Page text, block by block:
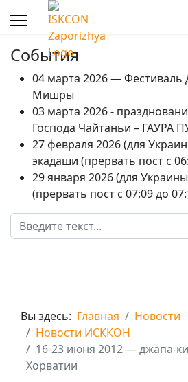
События
04 марта 2026 — Фестиваль
Мишры
03 марта 2026 -
Господа Чайтаньи – ГАУРА
27 февраля 2026 (для
экадаши (прервать пост с
29 января 2026 (для
(прервать пост с 07:09 до
Поиск
Вы здесь: Главная
Новости
Новости ИСККОН
16-23 июня 2012 — джапа-
Хорватии